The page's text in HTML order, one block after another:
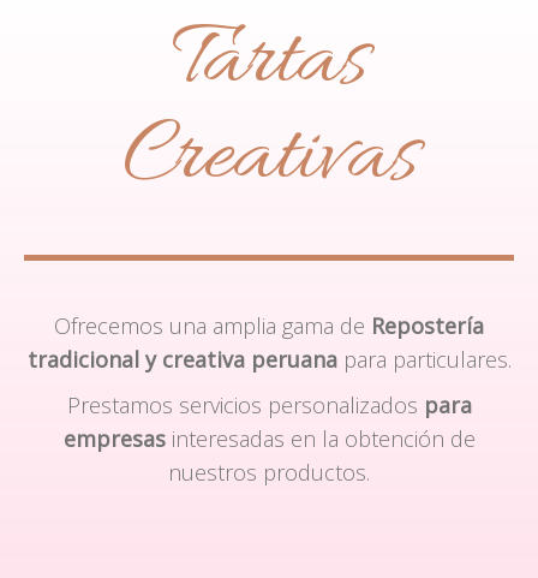
Tartas
Creativas
Ofrecemos una amplia gama de Repostería
tradicional y creativa peruanapara particulares.
Prestamos servicios personalizados para
empresasinteresadas en la obtención de
nuestros productos.